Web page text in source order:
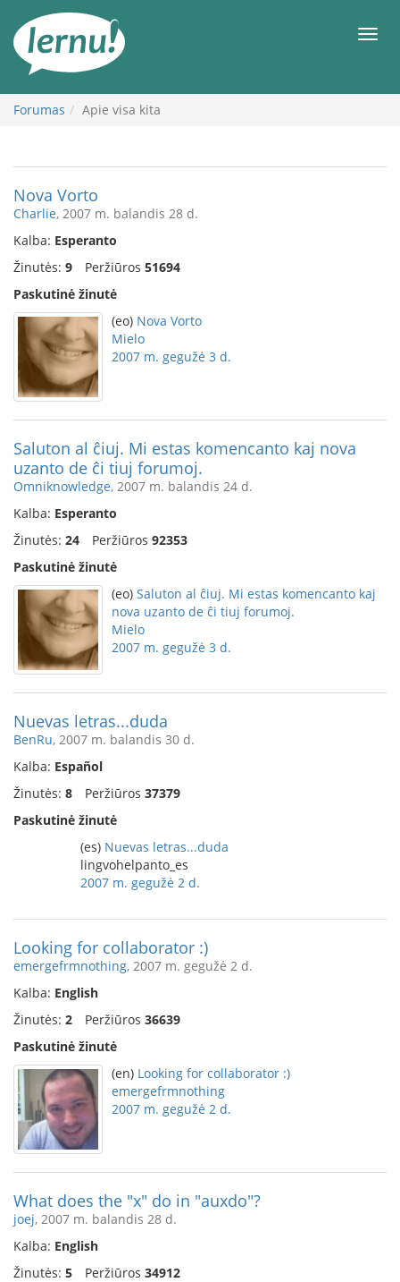
turinį
Forumas Apie visa kita
Nova Vorto
Charlie, 2007 m. balandis 28 d.
Kalba: Esperanto
Žinutės: 9 Peržiūros 51694
Paskutinė žinutė
(eo) Nova Vorto
Mielo
2007 m. gegužė 3 d.
Saluton al ĉiuj. Mi estas komencanto kaj nova
uzanto de ĉi tiuj forumoj.
Omniknowledge, 2007 m. balandis 24 d.
Kalba: Esperanto
Žinutės: 24 Peržiūros 92353
Paskutinė žinutė
(eo) Saluton al ĉiuj. Mi estas komencanto kaj
nova uzanto de ĉi tiuj forumoj.
Mielo
2007 m. gegužė 3 d.
Nuevas letras...duda
BenRu, 2007 m. balandis 30 d.
Kalba: Español
Žinutės: 8 Peržiūros 37379
Paskutinė žinutė
(es) Nuevas letras...duda
lingvohelpanto_es
2007 m. gegužė 2 d.
Looking for collaborator :)
emergefrmnothing, 2007 m. gegužė 2 d.
Kalba: English
Žinutės: 2 Peržiūros 36639
Paskutinė žinutė
(en) Looking for collaborator :)
emergefrmnothing
2007 m. gegužė 2 d.
What does the "x" do in "auxdo"?
joej, 2007 m. balandis 28 d.
Kalba: English
Žinutės: 5 Peržiūros 34912